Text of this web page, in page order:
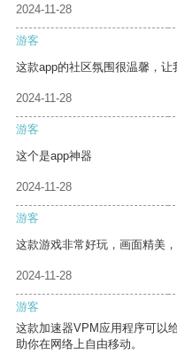
2024-11-28
游客
这款app的社区氛围很温馨，让
2024-11-28
游客
这个是app神器
2024-11-28
游客
这款游戏非常好玩，画面精美，
2024-11-28
游客
这款加速器VPM应用程序可以
助你在网络上自由移动。